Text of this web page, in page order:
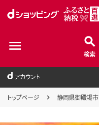
検索
アカウント
トップページ 静岡県御殿場市